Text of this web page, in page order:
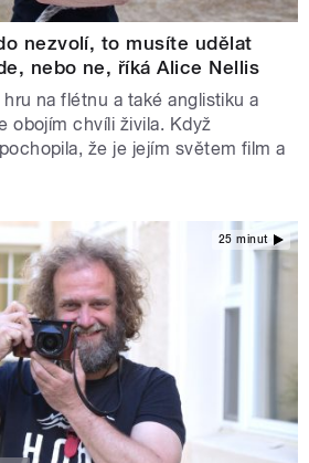
nezvolí, to musíte udělat
nebo ne, říká Alice Nellis
na flétnu a také anglistiku a
obojím chvíli živila. Když
že je jejím světem film a
25 minut